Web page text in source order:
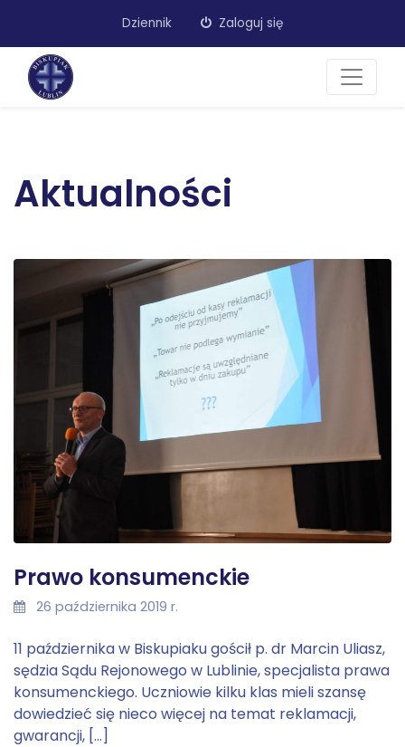
Dziennik Zaloguj się
Aktualności
Prawo konsumenckie
26 października 2019 r.
11 października w Biskupiaku gościł p. dr Marcin Uliasz,
sędzia Sądu Rejonowego w Lublinie, specjalista prawa
konsumenckiego. Uczniowie kilku klas mieli szansę
dowiedzieć się nieco więcej na temat reklamacji,
gwarancji, […]